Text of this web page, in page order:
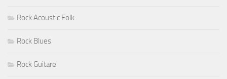
Rock Acoustic Folk
Rock Blues
Rock Guitare